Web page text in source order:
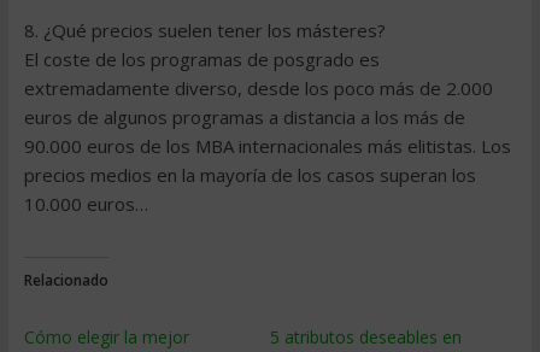
8. ¿Qué precios suelen tener los másteres?
El coste de los programas de posgrado es
extremadamente diverso, desde los poco más de 2.000
euros de algunos programas a distancia a los más de
90.000 euros de los MBA internacionales más elitistas. Los
precios medios en la mayoría de los casos superan los
10.000 euros…
Relacionado
Cómo elegir la mejor
5 atributos deseables en